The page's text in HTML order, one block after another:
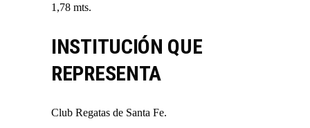
1,78 mts.
INSTITUCIÓN QUE
REPRESENTA
Club Regatas de Santa Fe.